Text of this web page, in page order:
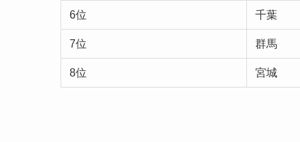
6位 千葉
7位 群馬
8位 宮城